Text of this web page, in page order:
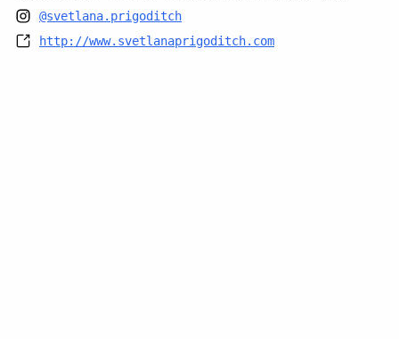
@svetlana.prigoditch
http://www.svetlanaprigoditch.com